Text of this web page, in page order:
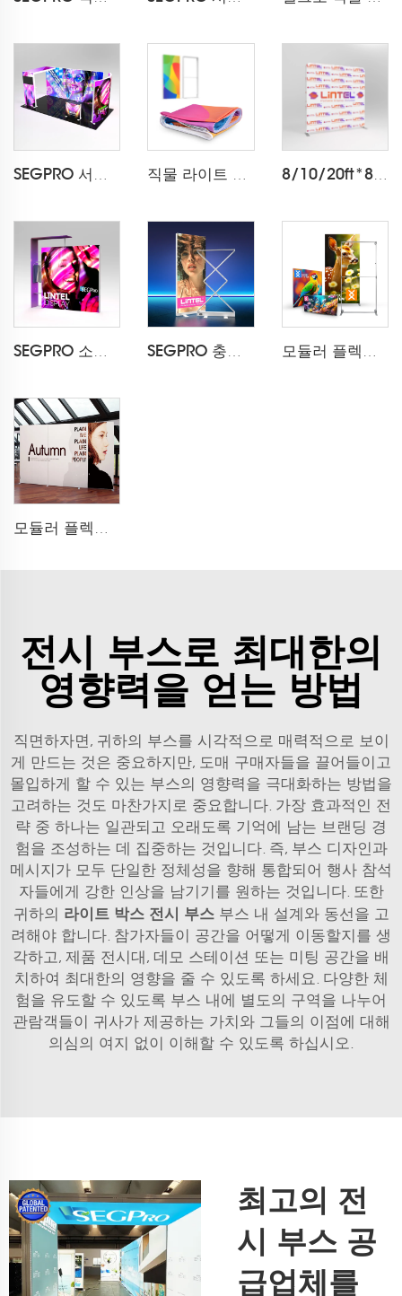
SEGPRO 서랍장 & TV 3*6 부스 직물 라이트 박스 인쇄 8/10/20ft*8ft 베개 커버 배경화면 LT-24Q1
SEGPRO 소매 라이트 박스 부스 SEGPRO 충전식 접이식 라이트 박스 LT-ALF85ZC 모듈러 플렉스타일 접이식 패브릭 프레임
모듈러 플렉스타일 접이식 패브릭 전시 부스
전시 부스로 최대한의
영향력을 얻는 방법
직면하자면, 귀하의 부스를 시각적으로 매력적으로 보이
게 만드는 것은 중요하지만, 도매 구매자들을 끌어들이고
몰입하게 할 수 있는 부스의 영향력을 극대화하는 방법을
고려하는 것도 마찬가지로 중요합니다. 가장 효과적인 전
략 중 하나는 일관되고 오래도록 기억에 남는 브랜딩 경
험을 조성하는 데 집중하는 것입니다. 즉, 부스 디자인과
메시지가 모두 단일한 정체성을 향해 통합되어 행사 참석
자들에게 강한 인상을 남기기를 원하는 것입니다. 또한
귀하의 라이트 박스 전시 부스 부스 내 설계와 동선을 고
려해야 합니다. 참가자들이 공간을 어떻게 이동할지를 생
각하고, 제품 전시대, 데모 스테이션 또는 미팅 공간을 배
치하여 최대한의 영향을 줄 수 있도록 하세요. 다양한 체
험을 유도할 수 있도록 부스 내에 별도의 구역을 나누어
관람객들이 귀사가 제공하는 가치와 그들의 이점에 대해
의심의 여지 없이 이해할 수 있도록 하십시오.
최고의 전
시 부스 공
급업체를